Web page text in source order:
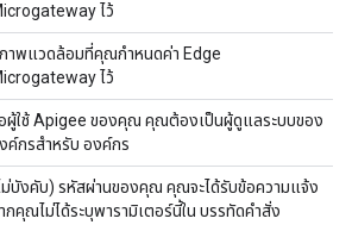
ไว้
าพแวดล้อมที่คุณกำหนดค่า Edge
ไว้
ผู้ใช้ Apigee ของคุณ คุณต้องเป็นผู้ดูแลระบบของ
ค์กรสำหรับ องค์กร
ม่บังคับ) รหัสผ่านของคุณ คุณจะได้รับข้อความแจ้ง
กคุณไม่ได้ระบุพารามิเตอร์นี้ใน บรรทัดคำสั่ง